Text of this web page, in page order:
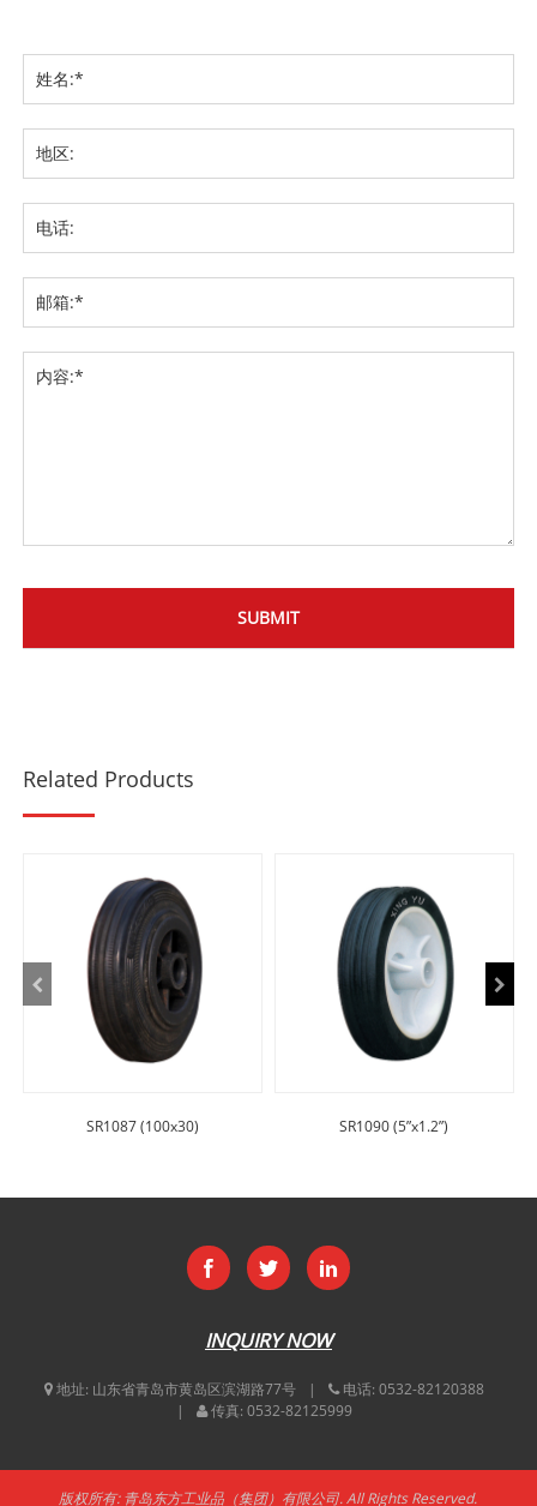
Related Products
SR1087 (100x30) SR1090 (5”x1.2”)
INQUIRY NOW
地址: 山东省青岛市黄岛区滨湖路77号 电话: 0532-82120388
传真: 0532-82125999
版权所有: 青岛东方工业品（集团）有限公司. All Rights Reserved.